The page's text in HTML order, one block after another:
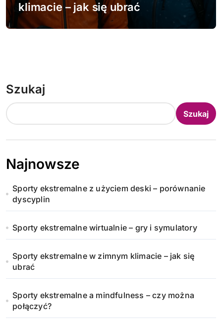
klimacie – jak się ubrać
Szukaj
Szukaj
Najnowsze
Sporty ekstremalne z użyciem deski – porównanie
dyscyplin
Sporty ekstremalne wirtualnie – gry i symulatory
Sporty ekstremalne w zimnym klimacie – jak się
ubrać
Sporty ekstremalne a mindfulness – czy można
połączyć?